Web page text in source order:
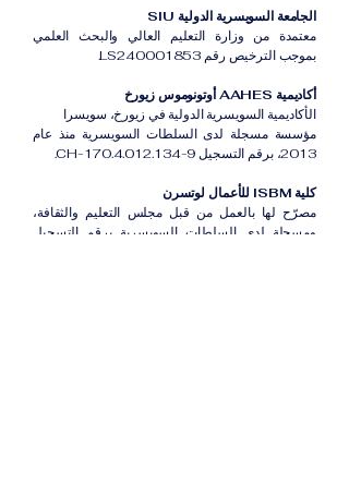
الجامعة السويسرية الدولية SIU
معتمدة من وزارة التعليم العالي والبحث العلمي
بموجب الترخيص رقم LS240001853.
أكاديمية AAHES أوتونوموس زيورخ
الأكاديمية السويسرية الدولية في زيورخ، سويسرا
مؤسسة مسجلة لدى السلطات السويسرية منذ عام
2013، برقم التسجيل CH-170.4.012.134-9.
كلية ISBM للأعمال لوتسرن
مصرّح لها بالعمل من قبل مجلس التعليم والثقافة،
ومسجلة لدى السلطات السويسرية برقم التسجيل